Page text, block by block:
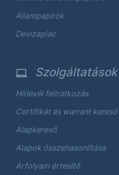
Állampapírok
Devizapiac
Szolgáltatások
Hírlevél feliratkozás
Certifikát és warrant kereső
Alapkereső
Alapok összehasonlítása
Árfolyam értesítő